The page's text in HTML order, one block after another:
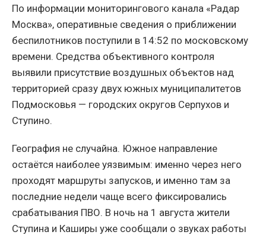
По информации мониторингового канала «Радар
Москва», оперативные сведения о приближении
беспилотников поступили в 14:52 по московскому
времени. Средства объективного контроля
выявили присутствие воздушных объектов над
территорией сразу двух южных муниципалитетов
Подмосковья — городских округов Серпухов и
Ступино.
География не случайна. Южное направление
остаётся наиболее уязвимым: именно через него
проходят маршруты запусков, и именно там за
последние недели чаще всего фиксировались
срабатывания ПВО. В ночь на 1 августа жители
Ступина и Каширы уже сообщали о звуках работы